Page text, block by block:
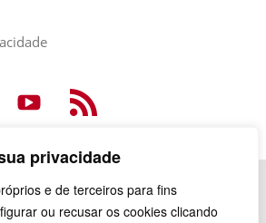
privacidade
e de terceiros para fins
ou recusar os cookies clicando